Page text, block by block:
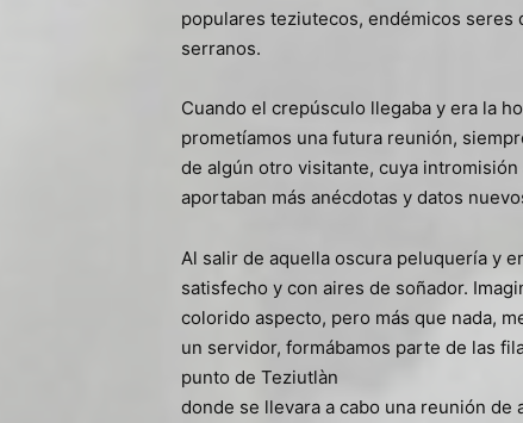
populares teziutecos, endémicos
serranos.
Cuando el crepúsculo llegaba y era la
prometíamos una futura reunión,
de algún otro visitante, cuya
aportaban más anécdotas y datos
Al salir de aquella oscura peluquería y
satisfecho y con aires de soñador.
colorido aspecto, pero más que nada,
un servidor, formábamos parte de las
punto de Teziutlàn
donde se llevara a cabo una reunión